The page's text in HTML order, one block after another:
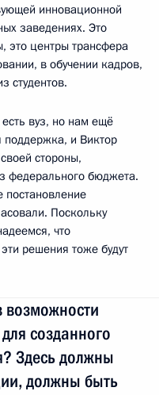
инновационной
заведениях. Это
это центры трансфера
в обучении кадров,
студентов.
есть вуз, но нам ещё
поддержка, и Виктор
стороны,
федерального бюджета.
постановление
Поскольку
что
решения тоже будут
возможности
созданного
Здесь должны
должны быть